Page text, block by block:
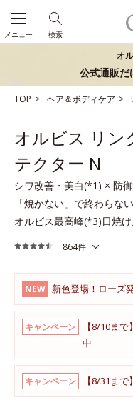
検索
メニュー
オ
公式通販だ
TOP ヘア＆ボディケア
オルビス リン
テクター N
シワ改善・美白(*1) × 防御
「焼かない」で終わらない
オルビス最高峰(*3)日焼
864件
NEW 新色登場！ローズ
キャンペーン
【8/10ま
中
キャンペーン 【8/31ま